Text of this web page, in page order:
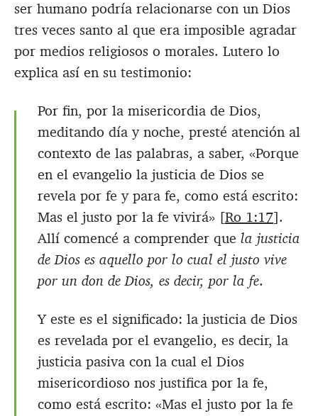
ser humano podría relacionarse con un Dios
tres veces santo al que era imposible agradar
por medios religiosos o morales. Lutero lo
explica así en su testimonio:
Por fin, por la misericordia de Dios,
meditando día y noche, presté atención al
contexto de las palabras, a saber, «Porque
en el evangelio la justicia de Dios se
revela por fe y para fe, como está escrito:
Mas el justo por la fe vivirá» [Ro 1:17].
Allí comencé a comprender que la justicia
de Dios es aquello por lo cual el justo vive
por un don de Dios, es decir, por la fe.
Y este es el significado: la justicia de Dios
es revelada por el evangelio, es decir, la
justicia pasiva con la cual el Dios
misericordioso nos justifica por la fe,
como está escrito: «Mas el justo por la fe